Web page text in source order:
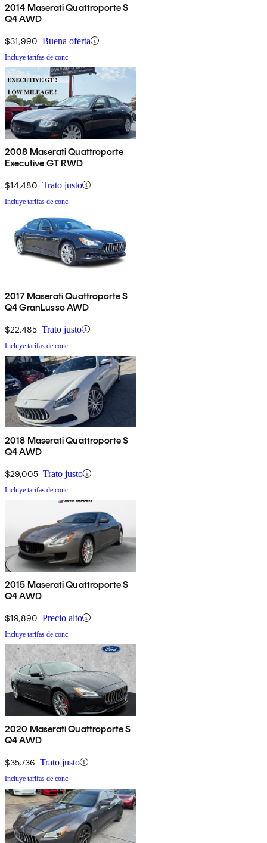
2014 Maserati Quattroporte S
Q4 AWD
$31,990 Buena oferta
Incluye tarifas de conc.
2008 Maserati Quattroporte
Executive GT RWD
$14,480 Trato justo
Incluye tarifas de conc.
2017 Maserati Quattroporte S
Q4 GranLusso AWD
$22,485 Trato justo
Incluye tarifas de conc.
2018 Maserati Quattroporte S
Q4 AWD
$29,005 Trato justo
Incluye tarifas de conc.
2015 Maserati Quattroporte S
Q4 AWD
$19,890 Precio alto
Incluye tarifas de conc.
2020 Maserati Quattroporte S
Q4 AWD
$35,736 Trato justo
Incluye tarifas de conc.